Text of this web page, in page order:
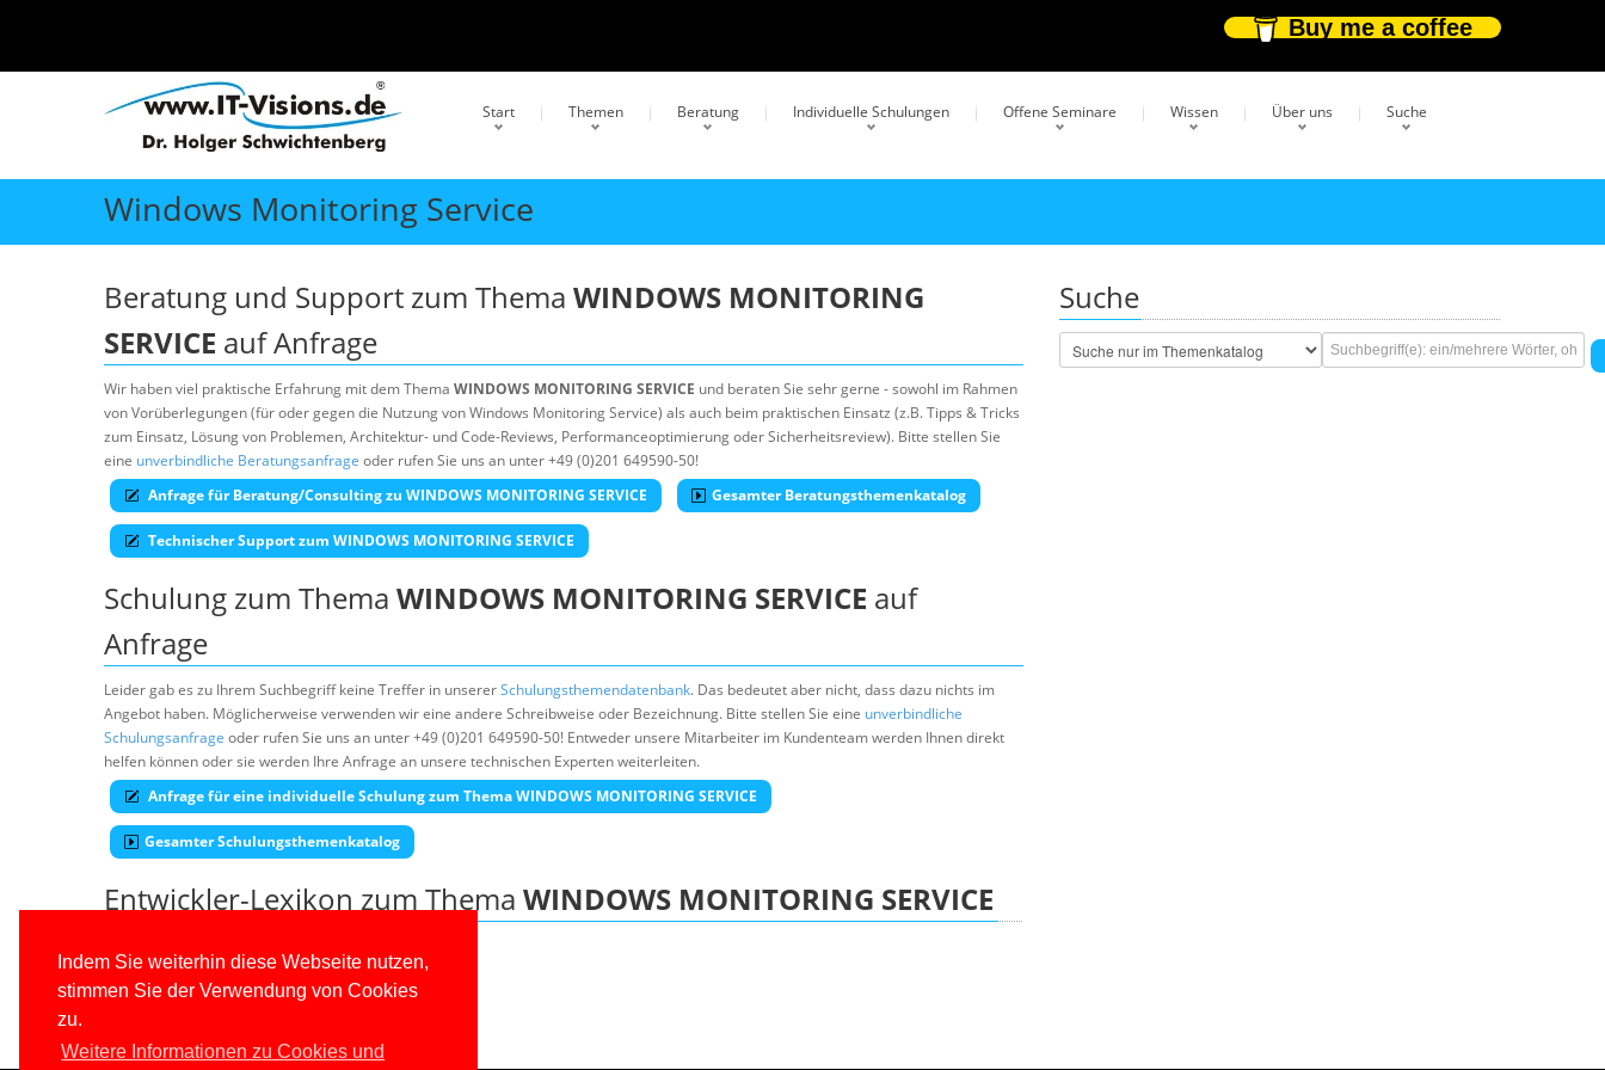
Indem Sie weiterhin diese Webseite nutzen,
stimmen Sie der Verwendung von Cookies
zu.
Weitere Informationen zu Cookies und
Buy me a coffee
Start Themen Beratung Individuelle Schulungen Offene Seminare Wissen Über uns Suche
Windows Monitoring Service
Beratung und Support zum Thema WINDOWS MONITORING
SERVICE auf Anfrage
Wir haben viel praktische Erfahrung mit dem Thema WINDOWS MONITORING SERVICE und beraten Sie sehr gerne - sowohl im Rahmen
von Vorüberlegungen (für oder gegen die Nutzung von Windows Monitoring Service) als auch beim praktischen Einsatz (z.B. Tipps & Tricks
zum Einsatz, Lösung von Problemen, Architektur- und Code-Reviews, Performanceoptimierung oder Sicherheitsreview). Bitte stellen Sie
eine unverbindliche Beratungsanfrage oder rufen Sie uns an unter +49 (0)201 649590-50!
Anfrage für Beratung/Consulting zu WINDOWS MONITORING SERVICE
Gesamter Beratungsthemenkatalog
Technischer Support zum WINDOWS MONITORING SERVICE
Schulung zum Thema WINDOWS MONITORING SERVICE auf
Anfrage
Leider gab es zu Ihrem Suchbegriff keine Treffer in unsererSchulungsthemendatenbank. Das bedeutet aber nicht, dass dazu nichts im
Angebot haben. Möglicherweise verwenden wir eine andere Schreibweise oder Bezeichnung. Bitte stellen Sie eine unverbindliche
Schulungsanfrage oder rufen Sie uns an unter +49 (0)201 649590-50! Entweder unsere Mitarbeiter im Kundenteam werden Ihnen direkt
helfen können oder sie werden Ihre Anfrage an unsere technischen Experten weiterleiten.
Anfrage für eine individuelle Schulung zum Thema WINDOWS MONITORING SERVICE
Gesamter Schulungsthemenkatalog
Entwickler-Lexikon zum Thema WINDOWS MONITORING SERVICE
Entwicklerlexikon
Suche